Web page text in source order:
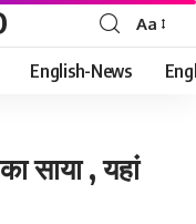
Font
Resizer
Aa
English-News
साया , यहां